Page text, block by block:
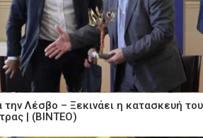
Λέσβο – Ξεκινάει η κατασκευή του
| (ΒΙΝΤΕΟ)